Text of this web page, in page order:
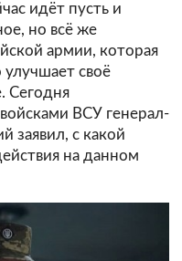
идёт пусть и
но всё же
армии, которая
своё
Сегодня
ВСУ генерал-
заявил, с какой
на данном